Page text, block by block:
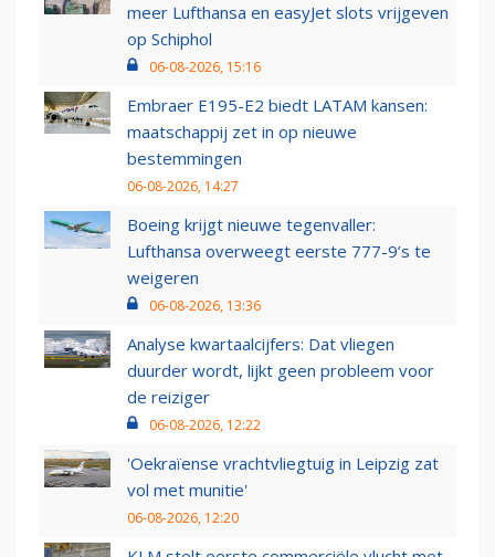
meer Lufthansa en easyJet slots vrijgeven
op Schiphol
06-08-2026, 15:16
Embraer E195-E2 biedt LATAM kansen:
maatschappij zet in op nieuwe
bestemmingen
06-08-2026, 14:27
Boeing krijgt nieuwe tegenvaller:
Lufthansa overweegt eerste 777-9’s te
weigeren
06-08-2026, 13:36
Analyse kwartaalcijfers: Dat vliegen
duurder wordt, lijkt geen probleem voor
de reiziger
06-08-2026, 12:22
'Oekraïense vrachtvliegtuig in Leipzig zat
vol met munitie'
06-08-2026, 12:20